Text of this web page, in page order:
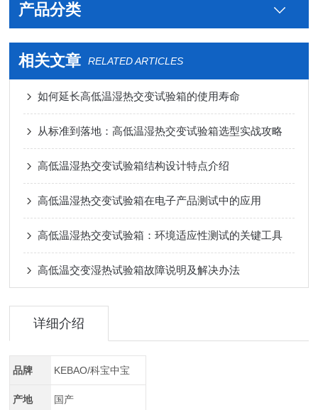
产品分类
相关文章 RELATED ARTICLES
如何延长高低温湿热交变试验箱的使用寿命
从标准到落地：高低温湿热交变试验箱选型实战攻略
高低温湿热交变试验箱结构设计特点介绍
高低温湿热交变试验箱在电子产品测试中的应用
高低温湿热交变试验箱：环境适应性测试的关键工具
高低温交变湿热试验箱故障说明及解决办法
详细介绍
品牌 KEBAO/科宝中宝
产地 国产